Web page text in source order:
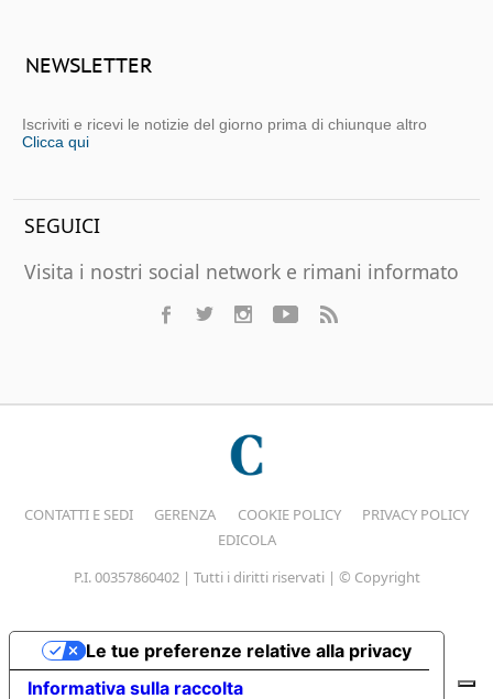
NEWSLETTER
Iscriviti e ricevi le notizie del giorno prima di chiunque altro
Clicca qui
SEGUICI
Visita i nostri social network e rimani informato
CONTATTI E SEDI GERENZA COOKIE POLICY
PRIVACY POLICY
EDICOLA
P.I. 00357860402 | Tutti i diritti riservati | © Copyright
Informativa sulla raccolta
Le tue preferenze relative alla privacy